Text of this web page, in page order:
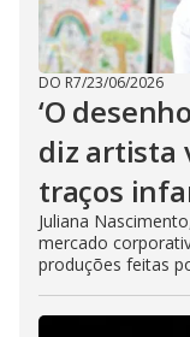
DO R7/23/06/2026
‘O
diz artista
traços
Juliana
mercado
produções feitas